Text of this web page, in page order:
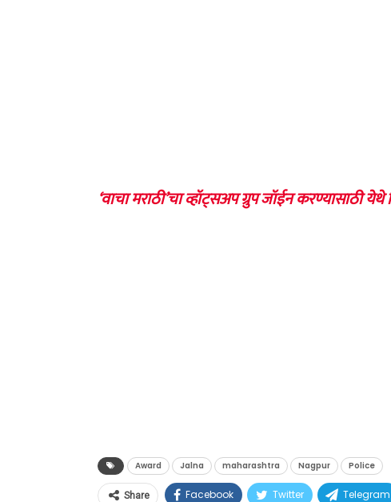
‘वाचा मराठी’चा व्हॉट्सअप ग्रुप जॉईन करण्यासाठी
Award Jalna maharashtra Nagpur Police
Share Facebook Twitter Telegram